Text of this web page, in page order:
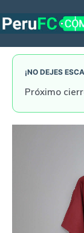
to
¡NO DEJES
Próximo